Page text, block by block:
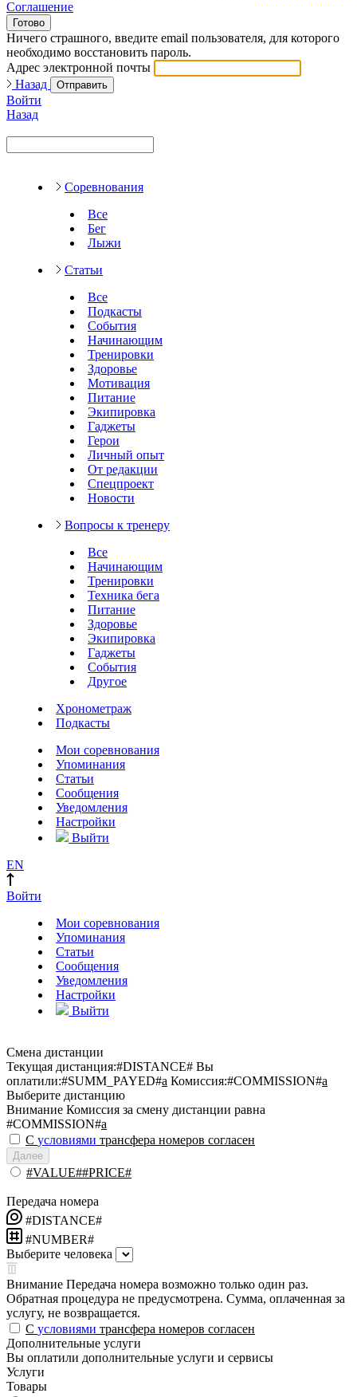
Соглашение
Готово
Ничего страшного, введите email пользователя, для которого
необходимо восстановить пароль.
Адрес электронной почты
Назад
Отправить
Войти
Назад
Соревнования
Все
Бег
Лыжи
Статьи
Все
Подкасты
События
Начинающим
Тренировки
Здоровье
Мотивация
Питание
Экипировка
Гаджеты
Герои
Личный опыт
От редакции
Спецпроект
Новости
Вопросы к тренеру
Все
Начинающим
Тренировки
Техника бега
Питание
Здоровье
Экипировка
Гаджеты
События
Другое
Хронометраж
Подкасты
Мои соревнования
Упоминания
Статьи
Сообщения
Уведомления
Настройки
Выйти
EN
Войти
Мои соревнования
Упоминания
Статьи
Сообщения
Уведомления
Настройки
Выйти
Смена дистанции
Текущая дистанция:#DISTANCE# Вы
оплатили:#SUMM_PAYED#a Комиссия:#COMMISSION#a
Выберите дистанцию
Внимание Комиссия за смену дистанции равна
#COMMISSION#a
С условиями трансфера номеров согласен
Далее
#VALUE##PRICE#
Передача номера
#DISTANCE#
#NUMBER#
Выберите человека
Внимание Передача номера возможно только один раз.
Обратная процедура не предусмотрена. Сумма, оплаченная за
услугу, не возвращается.
С условиями трансфера номеров согласен
Дополнительные услуги
Вы оплатили дополнительные услуги и сервисы
Услуги
Товары